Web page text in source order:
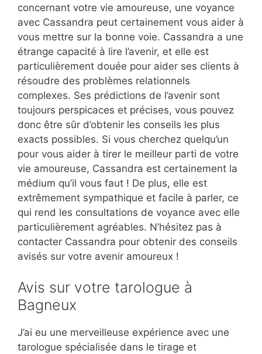
concernant votre vie amoureuse, une voyance
avec Cassandra peut certainement vous aider à
vous mettre sur la bonne voie. Cassandra a une
étrange capacité à lire l’avenir, et elle est
particulièrement douée pour aider ses clients à
résoudre des problèmes relationnels
complexes. Ses prédictions de l’avenir sont
toujours perspicaces et précises, vous pouvez
donc être sûr d’obtenir les conseils les plus
exacts possibles. Si vous cherchez quelqu’un
pour vous aider à tirer le meilleur parti de votre
vie amoureuse, Cassandra est certainement la
médium qu’il vous faut ! De plus, elle est
extrêmement sympathique et facile à parler, ce
qui rend les consultations de voyance avec elle
particulièrement agréables. N’hésitez pas à
contacter Cassandra pour obtenir des conseils
avisés sur votre avenir amoureux !
Avis sur votre tarologue à
Bagneux
J’ai eu une merveilleuse expérience avec une
tarologue spécialisée dans le tirage et